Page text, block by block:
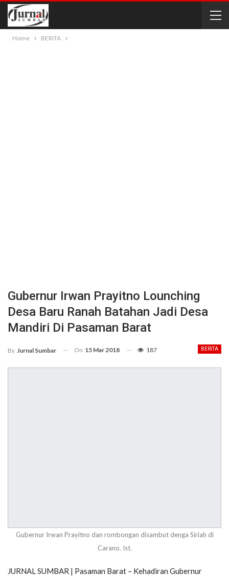
Home BERITA
Gubernur Irwan Prayitno Lounching
Desa Baru Ranah Batahan Jadi Desa
Mandiri Di Pasaman Barat
BERITA
By Jurnal Sumbar On 15 Mar 2018 187
Gubernur Irwan Prayitno dan rombongan disambut denga Siriah di
Carano. Ist.
JURNAL SUMBAR | Pasaman Barat – Kehadiran Gubernur